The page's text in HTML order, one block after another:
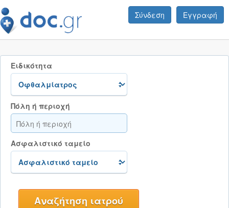
Σύνδεση Εγγραφή
Ειδικότητα
Πόλη ή περιοχή
Ασφαλιστικό ταμείο